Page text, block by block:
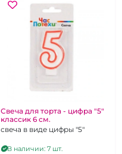
Свеча для торта - цифра "5"
классик 6 см.
свеча в виде цифры "5"
В наличии: 7 шт.